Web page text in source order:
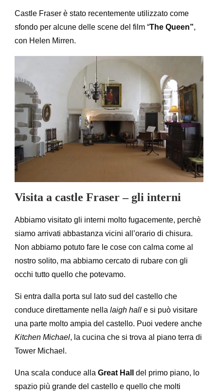
Castle Fraser è stato recentemente utilizzato come
sfondo per alcune delle scene del film “The Queen”,
con Helen Mirren.
Visita a castle Fraser – gli interni
Abbiamo visitato gli interni molto fugacemente, perchè
siamo arrivati abbastanza vicini all’orario di chisura.
Non abbiamo potuto fare le cose con calma come al
nostro solito, ma abbiamo cercato di rubare con gli
occhi tutto quello che potevamo.
Si entra dalla porta sul lato sud del castello che
conduce direttamente nella laigh hall e si può visitare
una parte molto ampia del castello. Puoi vedere anche
Kitchen Michael, la cucina che si trova al piano terra di
Tower Michael.
Una scala conduce alla Great Hall
del primo piano, lo
spazio più grande del castello e quello che molti